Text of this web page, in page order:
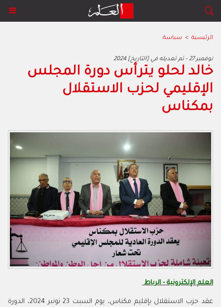
الرئيسية > سياسة
2024 نوفمبر 27 - تم تعديله في [التاريخ]
خالد لحلو يترأس دورة المجلس
الإقليمي لحزب الاستقلال
بمكناس
العلم الإلكترونية - الرباط
عقد حزب الاستقلال بإقليم مكناس، يوم السبت 23 نونبر 2024، الدورة